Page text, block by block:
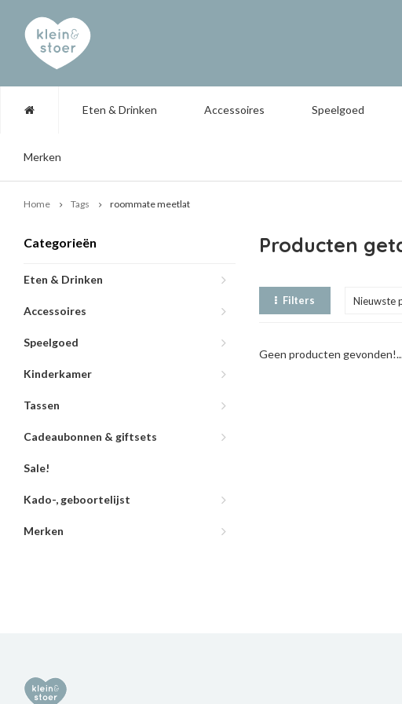
Eten & Drinken Accessoires Speelgoed
Merken
Home Tags roommate meetlat
Categorieën
Eten & Drinken
Accessoires
Speelgoed
Kinderkamer
Tassen
Cadeaubonnen & giftsets
Sale!
Kado-, geboortelijst
Merken
Producten
Filters Nieuwste
Geen producten